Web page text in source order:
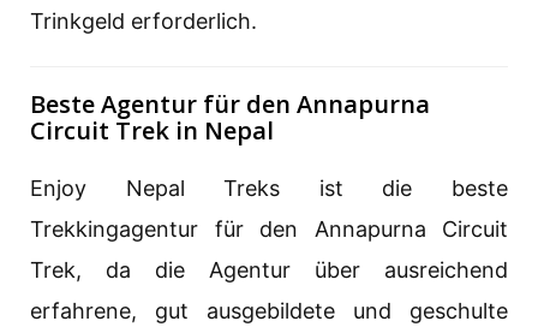
Trinkgeld erforderlich.
Beste Agentur für den Annapurna
Circuit Trek in Nepal
Enjoy Nepal Treks ist die beste
Trekkingagentur für den Annapurna Circuit
Trek, da die Agentur über ausreichend
erfahrene, gut ausgebildete und geschulte